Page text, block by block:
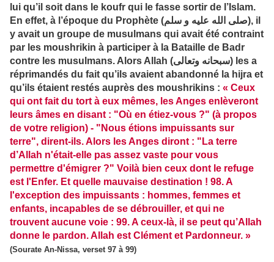
lui qu’il soit dans le koufr qui le fasse sortir de l’Islam.
En effet, à l’époque du Prophète (صلى الله عليه و سلم), il
y avait un groupe de musulmans qui avait été contraint
par les moushrikin à participer à la Bataille de Badr
contre les musulmans. Alors Allah (سبحانه وتعالى) les a
réprimandés du fait qu’ils avaient abandonné la hijra et
qu’ils étaient restés auprès des moushrikins : « Ceux
qui ont fait du tort à eux mêmes, les Anges enlèveront
leurs âmes en disant : "Où en étiez-vous ?" (à propos
de votre religion) - "Nous étions impuissants sur
terre", dirent-ils. Alors les Anges diront : "La terre
d’Allah n'était-elle pas assez vaste pour vous
permettre d'émigrer ?" Voilà bien ceux dont le refuge
est l'Enfer. Et quelle mauvaise destination ! 98. A
l'exception des impuissants : hommes, femmes et
enfants, incapables de se débrouiller, et qui ne
trouvent aucune voie : 99. A ceux-là, il se peut qu’Allah
donne le pardon. Allah est Clément et Pardonneur. »
(Sourate An-Nissa, verset 97 à 99)